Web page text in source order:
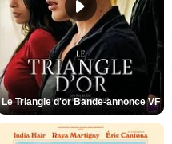
Le Triangle d'or Bande-annonce VF